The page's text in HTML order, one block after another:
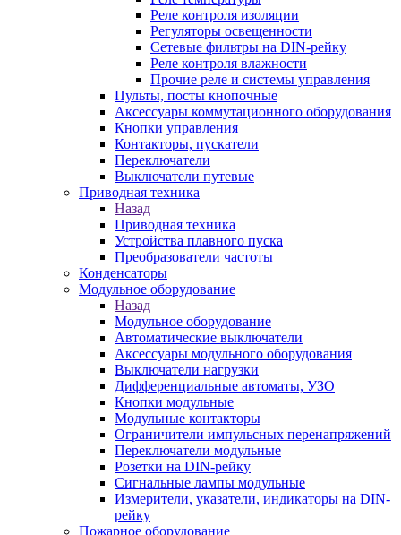
Реле контроля изоляции
Регуляторы освещенности
Сетевые фильтры на DIN-рейку
Реле контроля влажности
Прочие реле и системы управления
Пульты, посты кнопочные
Аксессуары коммутационного оборудования
Кнопки управления
Контакторы, пускатели
Переключатели
Выключатели путевые
Приводная техника
Назад
Приводная техника
Устройства плавного пуска
Преобразователи частоты
Конденсаторы
Модульное оборудование
Назад
Модульное оборудование
Автоматические выключатели
Аксессуары модульного оборудования
Выключатели нагрузки
Дифференциальные автоматы, УЗО
Кнопки модульные
Модульные контакторы
Ограничители импульсных перенапряжений
Переключатели модульные
Розетки на DIN-рейку
Сигнальные лампы модульные
Измерители, указатели, индикаторы на DIN-
рейку
Пожарное оборудование